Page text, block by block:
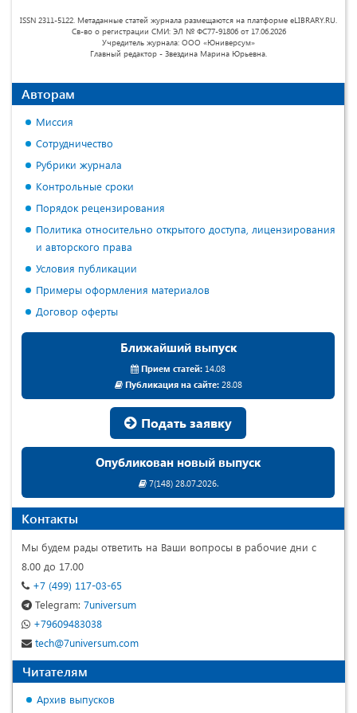
ISSN 2311-5122. Метаданные статей журнала размещаются на платформе eLIBRARY.RU.
Св-во о регистрации СМИ: ЭЛ № ФС77-91806 от 17.06.2026
Учредитель журнала: ООО «Юниверсум»
Главный редактор - Звездина Марина Юрьевна.
Авторам
Миссия
Сотрудничество
Рубрики журнала
Контрольные сроки
Порядок рецензирования
Политика относительно открытого доступа, лицензирования
и авторского права
Условия публикации
Примеры оформления материалов
Договор оферты
Ближайший выпуск
Прием статей: 14.08
Публикация на сайте:28.08
Подать заявку
Опубликован новый выпуск
7(148) 28.07.2026.
Контакты
Мы будем рады ответить на Ваши вопросы в рабочие дни с
8.00 до 17.00
+7 (499) 117-03-65
Telegram: 7universum
+79609483038
tech@7universum.com
Читателям
Архив выпусков